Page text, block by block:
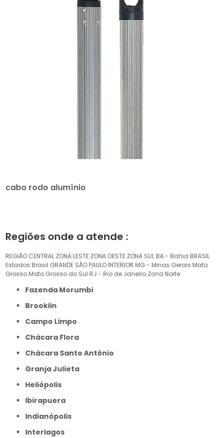
cabo rodo alumínio
Regiões onde a atende :
REGIÃO CENTRAL ZONA LESTE ZONA OESTE ZONA SUL BA - Bahia BRASIL
Estados Brasil GRANDE SÃO PAULO INTERIOR MG - Minas Gerais Mato
Grosso Mato Grosso do Sul RJ - Rio de Janeiro Zona Norte
Fazenda Morumbi
Brooklin
Campo Limpo
Chácara Flora
Chácara Santo Antônio
Granja Julieta
Heliópolis
Ibirapuera
Indianópolis
Interlagos